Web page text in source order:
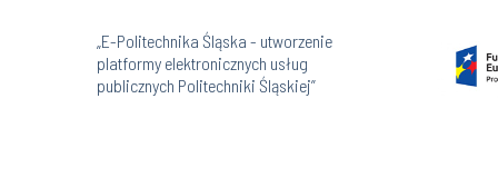
„E-Politechnika Śląska - utworzenie
platformy elektronicznych usług
publicznych Politechniki Śląskiej”